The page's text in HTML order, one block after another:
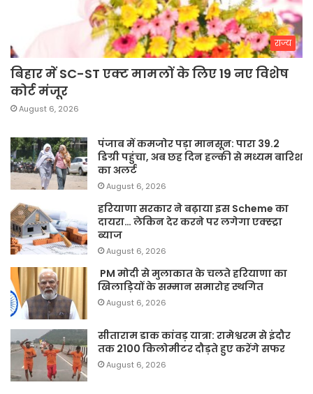
राज्य
बिहार में SC-ST एक्ट मामलों के लिए 19 नए विशेष
कोर्ट मंजूर
August 6, 2026
पंजाब में कमजोर पड़ा मानसून: पारा 39.2
डिग्री पहुंचा, अब छह दिन हल्की से मध्यम बारिश
का अलर्ट
August 6, 2026
हरियाणा सरकार ने बढ़ाया इस Scheme का
दायरा… लेकिन देर करने पर लगेगा एक्स्ट्रा
ब्याज
August 6, 2026
PM मोदी से मुलाकात के चलते हरियाणा का
खिलाड़ियों के सम्मान समारोह स्थगित
August 6, 2026
सीताराम डाक कांवड़ यात्रा: रामेश्वरम से इंदौर
तक 2100 किलोमीटर दौड़ते हुए करेंगे सफर
August 6, 2026